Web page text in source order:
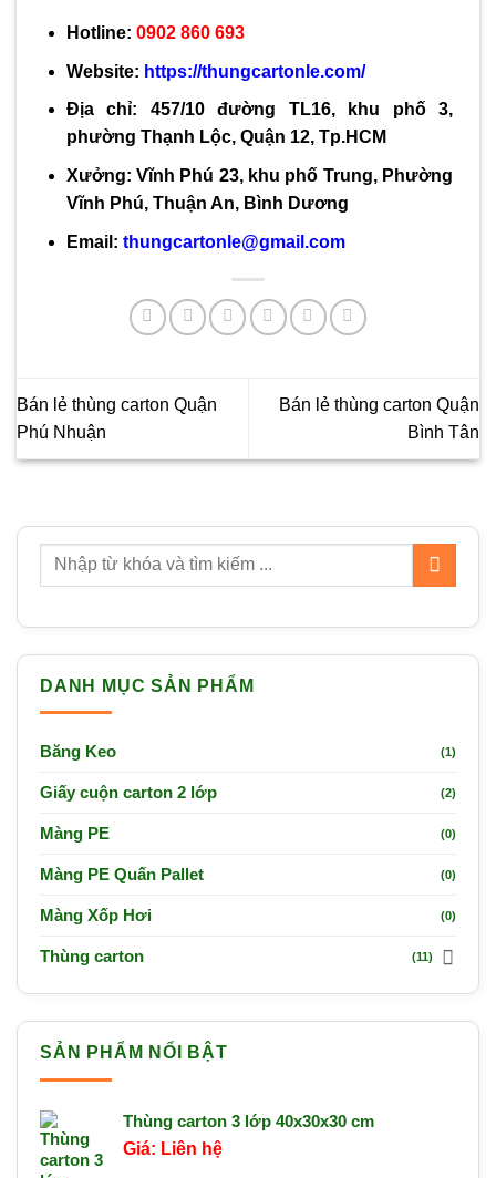
Hotline: 0902 860 693
Website: https://thungcartonle.com/
Địa chỉ: 457/10 đường TL16, khu phố 3,
phường Thạnh Lộc, Quận 12, Tp.HCM
Xưởng: Vĩnh Phú 23, khu phố Trung, Phường
Vĩnh Phú, Thuận An, Bình Dương
Email: thungcartonle@gmail.com
Bán lẻ thùng carton Quận
Phú Nhuận
Bán lẻ thùng carton Quận
Bình Tân
DANH MỤC SẢN PHẨM
Băng Keo (1)
Giấy cuộn carton 2 lớp (2)
Màng PE (0)
Màng PE Quấn Pallet (0)
Màng Xốp Hơi (0)
Thùng carton (11)
SẢN PHẨM NỔI BẬT
Thùng carton 3 lớp 40x30x30 cm
Liên hệ